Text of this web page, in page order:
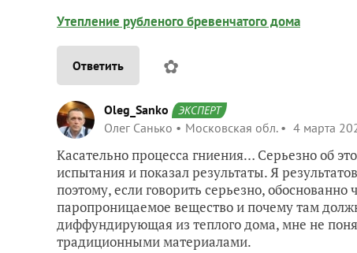
Утепление рубленого бревенчатого дома
Ответить ✿
Oleg_Sanko ЭКСПЕРТ
Олег Санько Московская обл. 4 марта
Касательно процесса гниения… Серьезно об
испытания и показал результаты. Я
поэтому, если говорить серьезно,
паропроницаемое вещество и почему там
диффундирующая из теплого дома, мне не
традиционными материалами.